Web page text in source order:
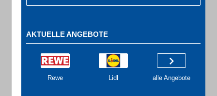
AKTUELLE ANGEBOTE
Rewe Lidl alle Angebote